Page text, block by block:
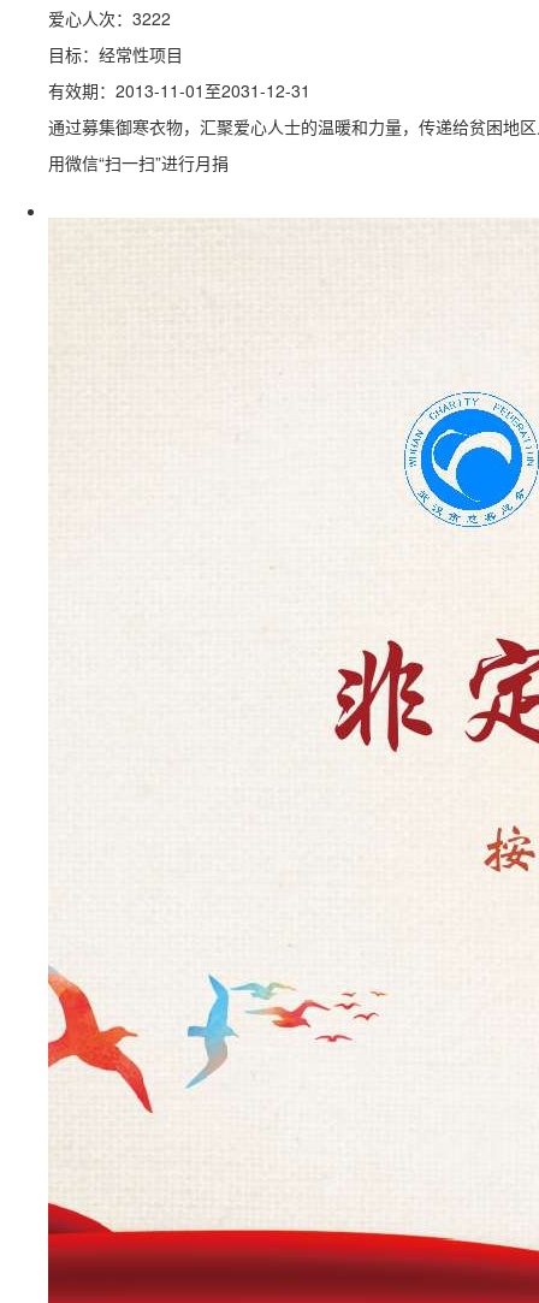
爱心人次：3222
目标：经常性项目
有效期：2013-11-01至2031-12-31
通过募集御寒衣物，汇聚爱心人士的温暖和力量，传递给贫困地
用微信“扫一扫”进行月捐